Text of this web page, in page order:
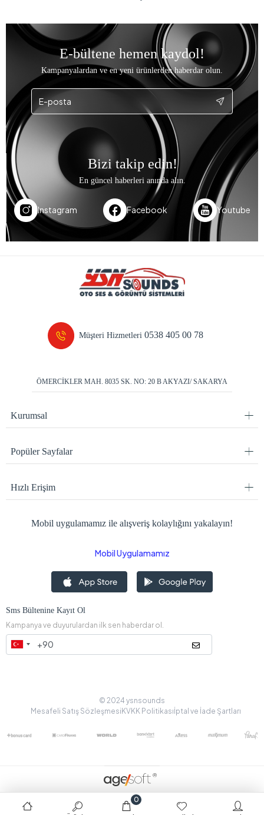
E-bültene hemen kaydol!
Kampanyalardan ve en yeni ürünlerden haberdar olun.
Bizi takip edin!
En güncel haberleri anında alın.
Instagram Facebook Youtube
Müşteri Hizmetleri0538 405 00 78
ÖMERCİKLER MAH. 8035 SK. NO: 20 B AKYAZI/ SAKARYA
Kurumsal
Popüler Sayfalar
Hızlı Erişim
Mobil uygulamamız ile alışveriş kolaylığını yakalayın!
Mobil Uygulamamız
Sms Bültenine Kayıt Ol
Kampanya ve duyurulardan ilk sen haberdar ol.
© 2024 ysnsounds
Mesafeli Satış Sözleşmesi KVKK Politikasıİptal ve İade Şartları
0